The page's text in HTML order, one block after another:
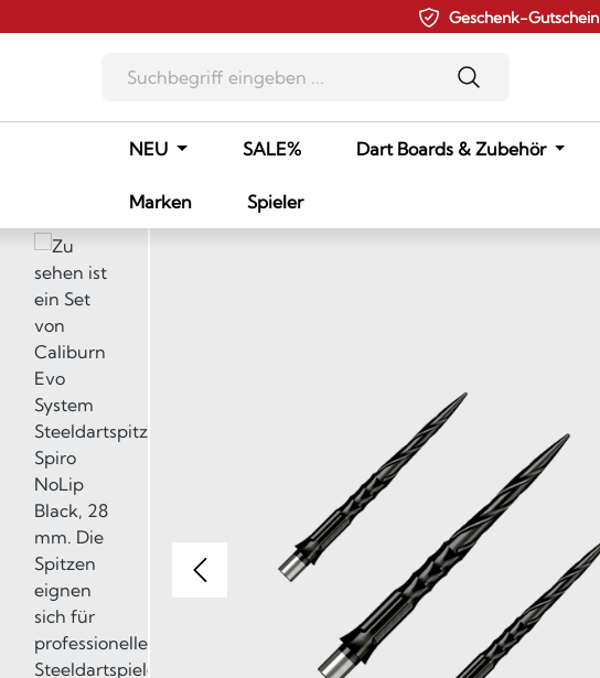
Geschenk-Gutschein
NEU SALE% Dart Boards & Zubehör
Marken
Spieler
Bildergalerie überspringen